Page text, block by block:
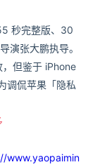
秒完整版、30
演张大鹏执导。
但鉴于 iPhone
调侃苹果「隐私
www.yaopaimin